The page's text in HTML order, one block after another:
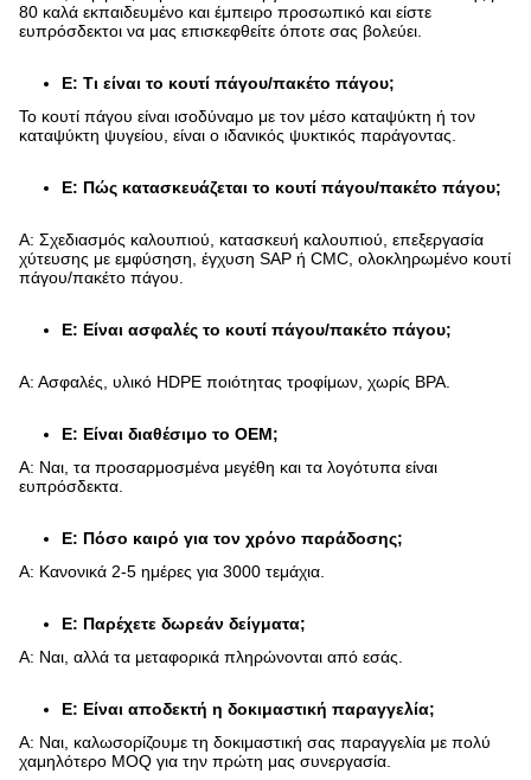
80 καλά εκπαιδευμένο και έμπειρο προσωπικό και είστε
ευπρόσδεκτοι να μας επισκεφθείτε όποτε σας βολεύει.
Ε: Τι είναι το κουτί πάγου/πακέτο πάγου;
Το κουτί πάγου είναι ισοδύναμο με τον μέσο καταψύκτη ή τον
καταψύκτη ψυγείου, είναι ο ιδανικός ψυκτικός παράγοντας.
Ε: Πώς κατασκευάζεται το κουτί πάγου/πακέτο πάγου;
Α: Σχεδιασμός καλουπιού, κατασκευή καλουπιού, επεξεργασία
χύτευσης με εμφύσηση, έγχυση SAP ή CMC, ολοκληρωμένο κουτί
πάγου/πακέτο πάγου.
Ε: Είναι ασφαλές το κουτί πάγου/πακέτο πάγου;
Α: Ασφαλές, υλικό HDPE ποιότητας τροφίμων, χωρίς BPA.
Ε: Είναι διαθέσιμο το OEM;
Α: Ναι, τα προσαρμοσμένα μεγέθη και τα λογότυπα είναι
ευπρόσδεκτα.
Ε: Πόσο καιρό για τον χρόνο παράδοσης;
Α: Κανονικά 2-5 ημέρες για 3000 τεμάχια.
Ε: Παρέχετε δωρεάν δείγματα;
Α: Ναι, αλλά τα μεταφορικά πληρώνονται από εσάς.
Ε: Είναι αποδεκτή η δοκιμαστική παραγγελία;
Α: Ναι, καλωσορίζουμε τη δοκιμαστική σας παραγγελία με πολύ
χαμηλότερο MOQ για την πρώτη μας συνεργασία.